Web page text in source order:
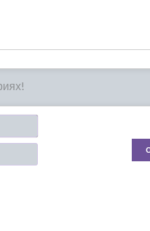
Имя*
Email